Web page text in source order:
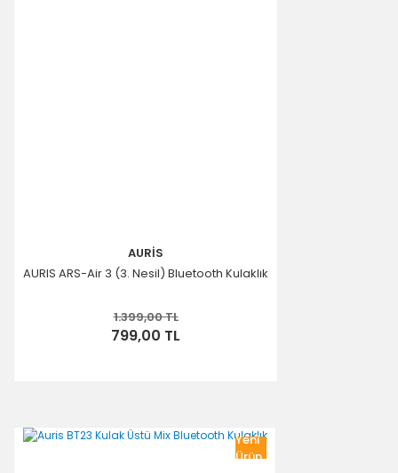
AURİS
AURIS ARS-Air 3 (3. Nesil) Bluetooth Kulaklık
1.399,00 TL
799,00 TL
Yeni
Ürün